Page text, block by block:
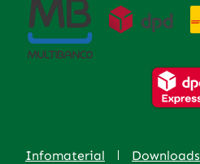
Infomaterial Downloads